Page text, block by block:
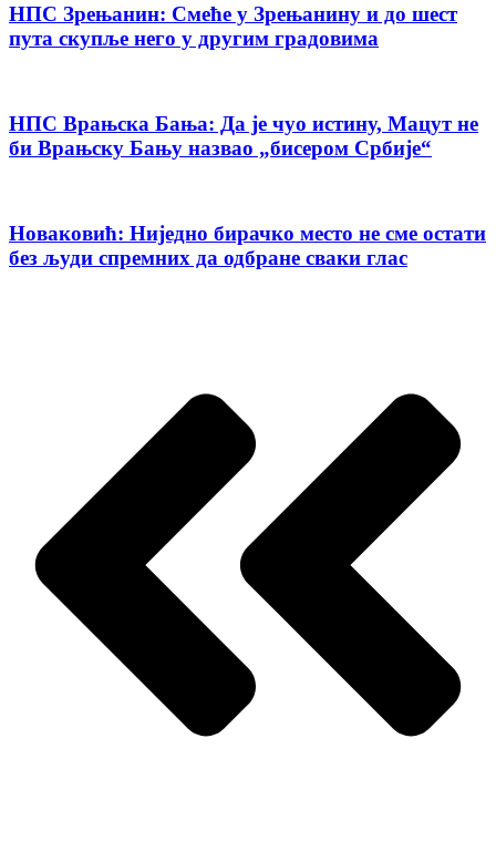
НПС Зрењанин: Смеће у Зрењанину и до шест
пута скупље него у другим градовима
НПС Врањска Бања: Да је чуо истину, Мацут не
би Врањску Бању назвао „бисером Србије“
Новаковић: Ниједно бирачко место не сме остати
без људи спремних да одбране сваки глас